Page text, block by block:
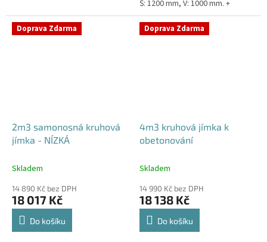
bez potřeby obetonování....
Š: 1200 mm, V: 1000 mm. +
komínek Snížené provedení s
výškou těla pouhý 1m!...
Doprava Zdarma
2m3 samonosná kruhová
jímka - NÍZKÁ
Skladem
14 890 Kč bez DPH
18 017 Kč
Do košíku
Doprava Zdarma
4m3 kruhová jímka k
obetonování
Skladem
14 990 Kč bez DPH
18 138 Kč
Do košíku